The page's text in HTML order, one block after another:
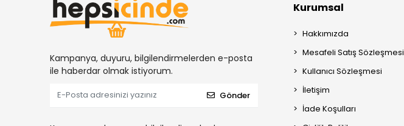
Kampanya, duyuru, bilgilendirmelerden e-posta
ile haberdar olmak istiyorum.
Gönder
Kurumsal
Hakkımızda
Mesafeli Satış Sözleşmesi
Kullanıcı Sözleşmesi
İletişim
İade Koşulları